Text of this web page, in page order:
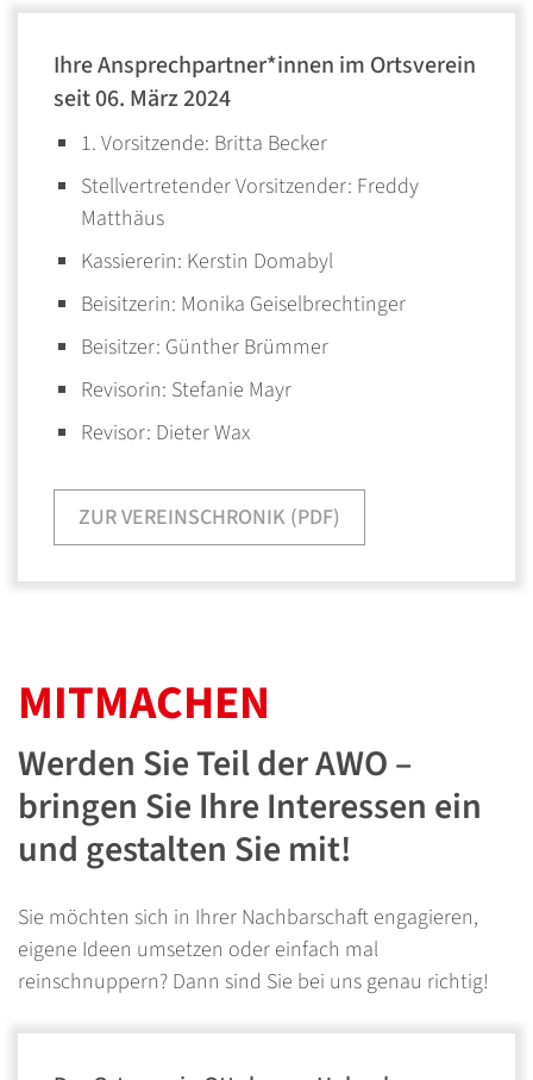
Ihre Ansprechpartner*innen im Ortsverein
seit 06. März 2024
1. Vorsitzende: Britta Becker
Stellvertretender Vorsitzender: Freddy
Matthäus
Kassiererin: Kerstin Domabyl
Beisitzerin: Monika Geiselbrechtinger
Beisitzer: Günther Brümmer
Revisorin: Stefanie Mayr
Revisor: Dieter Wax
ZUR VEREINSCHRONIK (PDF)
MITMACHEN
Werden Sie Teil der AWO –
bringen Sie Ihre Interessen ein
und gestalten Sie mit!
Sie möchten sich in Ihrer Nachbarschaft engagieren,
eigene Ideen umsetzen oder einfach mal
reinschnuppern? Dann sind Sie bei uns genau richtig!